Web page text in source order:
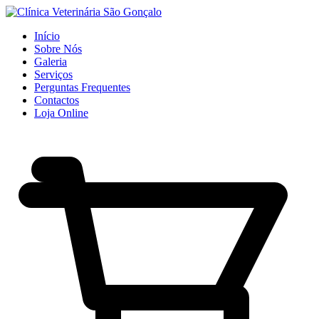
Início
Sobre Nós
Galeria
Serviços
Perguntas Frequentes
Contactos
Loja Online